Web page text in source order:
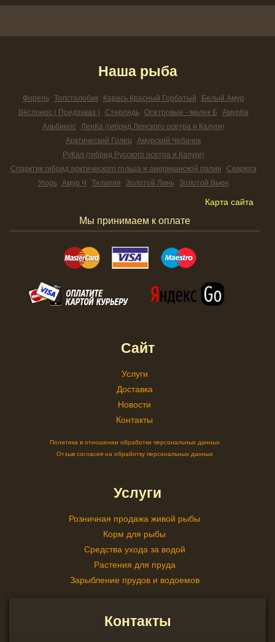
Наша рыба
Форель Толстолобик Карась Красный Горбатый Белый Амур
Веслонос ( Предзаказ ) Стерлядь Осетровые - малек Б АмурКа
Альбинос ЛенКа (гибрид Ленского осетра и Калуги)
Арктический Голец Амурский Чебачок
РуКал (гибрид Русского осетра и Калуги)
Спарктик гибрид арктического гольца и американской палии Севрюга
Угорь Амур Ч Тилапия Золотой Линь Золотой Вьюн
Карта сайта
Мы принимаем к оплате
Сайт
Услуги
Доставка
Новости
Контакты
Политика в отношении обработки персональных данных
Отзыв согласия на обработку персональных данных
Услуги
Розничная продажа живой рыбы
Корм для рыбы
Средства ухода за водой
Растения для пруда
Зарыбление прудов и водоемов
Контакты